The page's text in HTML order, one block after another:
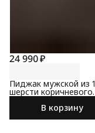
24 990 ₽
Пиджак мужской из
шерсти коричневого
цвета
В корзину